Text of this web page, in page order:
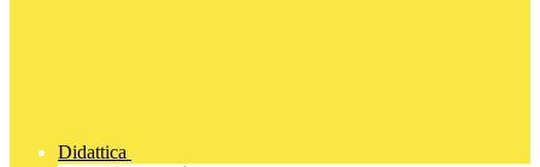
Didattica